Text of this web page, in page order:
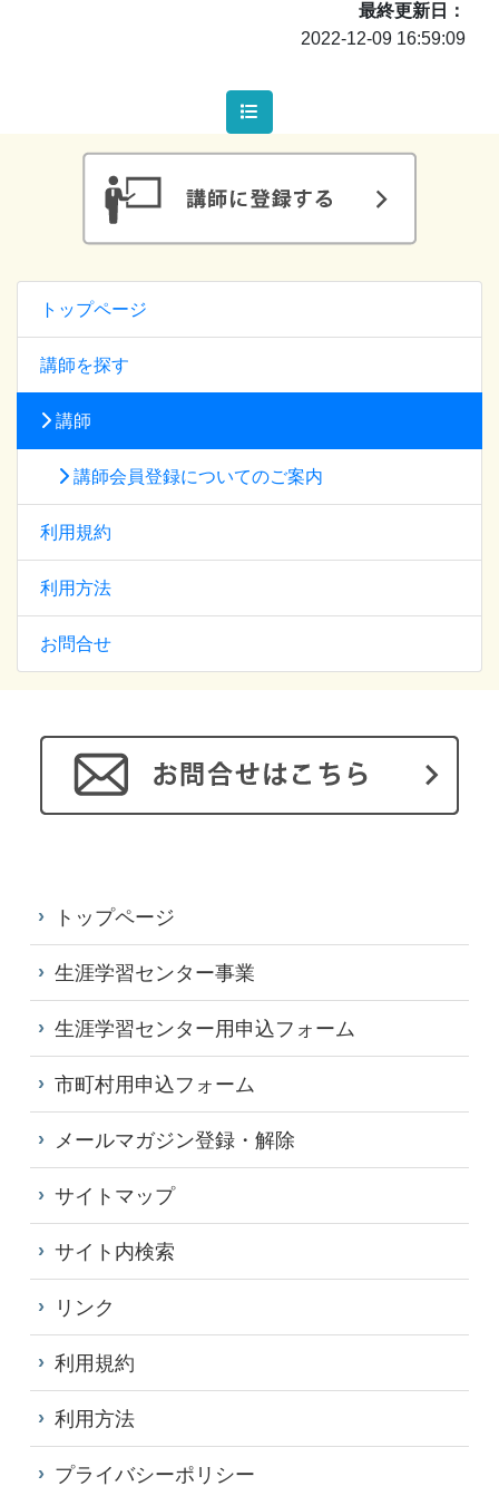
トップページ
講師を探す
講師
講師会員登録についてのご案内
利用規約
利用方法
お問合せ
最終更新日
2022-12-09 16:59:09
トップページ
生涯学習センター事業
生涯学習センター用申込フォーム
市町村用申込フォーム
メールマガジン登録・解除
サイトマップ
サイト内検索
リンク
利用規約
利用方法
プライバシーポリシー